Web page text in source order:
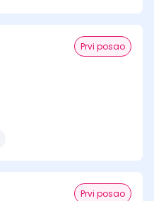
Prvi posao
Prvi posao